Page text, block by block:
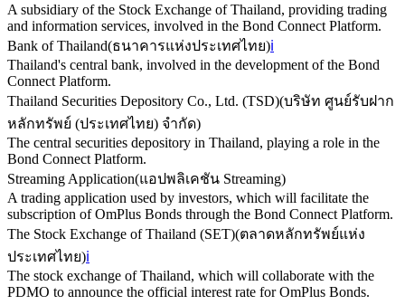
A subsidiary of the Stock Exchange of Thailand, providing trading
and information services, involved in the Bond Connect Platform.
Bank of Thailand(ธนาคารแห่งประเทศไทย)ℹ️
Thailand's central bank, involved in the development of the Bond
Connect Platform.
Thailand Securities Depository Co., Ltd. (TSD)(บริษัท ศูนย์รับฝาก
หลักทรัพย์ (ประเทศไทย) จำกัด)
The central securities depository in Thailand, playing a role in the
Bond Connect Platform.
Streaming Application(แอปพลิเคชัน Streaming)
A trading application used by investors, which will facilitate the
subscription of OmPlus Bonds through the Bond Connect Platform.
The Stock Exchange of Thailand (SET)(ตลาดหลักทรัพย์แห่ง
ประเทศไทย)ℹ️
The stock exchange of Thailand, which will collaborate with the
PDMO to announce the official interest rate for OmPlus Bonds.